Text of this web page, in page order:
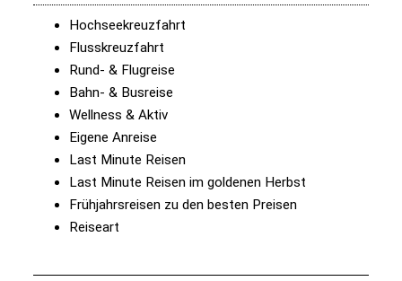
Hochseekreuzfahrt
Flusskreuzfahrt
Rund- & Flugreise
Bahn- & Busreise
Wellness & Aktiv
Eigene Anreise
Last Minute Reisen
Last Minute Reisen im goldenen Herbst
Frühjahrsreisen zu den besten Preisen
Reiseart